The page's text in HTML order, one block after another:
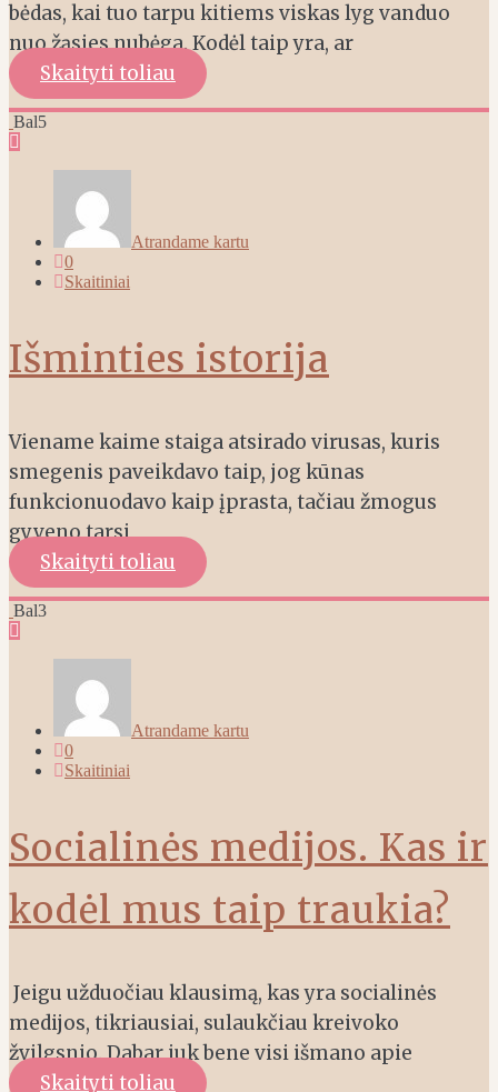
bėdas, kai tuo tarpu kitiems viskas lyg vanduo
nuo žąsies nubėga. Kodėl taip yra, ar
Skaityti toliau
Bal5
Atrandame kartu
0
Skaitiniai
Išminties istorija
Viename kaime staiga atsirado virusas, kuris
smegenis paveikdavo taip, jog kūnas
funkcionuodavo kaip įprasta, tačiau žmogus
gyveno tarsi
Skaityti toliau
Bal3
Atrandame kartu
0
Skaitiniai
Socialinės medijos. Kas ir
kodėl mus taip traukia?
Jeigu užduočiau klausimą, kas yra socialinės
medijos, tikriausiai, sulaukčiau kreivoko
žvilgsnio. Dabar juk bene visi išmano apie
Skaityti toliau